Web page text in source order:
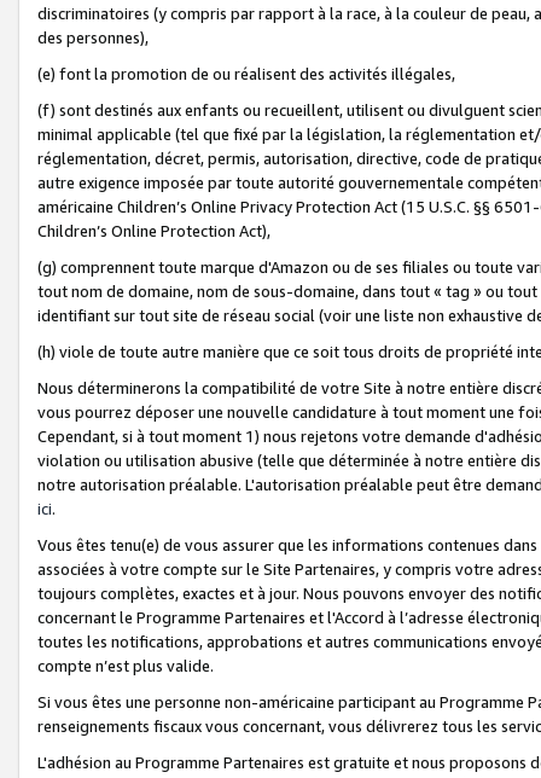
discriminatoires (y compris par rapport à la race, à la couleur de
des personnes),
(e) font la promotion de ou réalisent des activités illégales,
(f) sont destinés aux enfants ou recueillent, utilisent ou divulguent
minimal applicable (tel que fixé par la législation, la réglementation
réglementation, décret, permis, autorisation, directive, code de
autre exigence imposée par toute autorité gouvernementale
américaine Children’s Online Privacy Protection Act (15 U.S.C. §§
Children’s Online Protection Act),
(g) comprennent toute marque d'Amazon ou de ses filiales ou toute
tout nom de domaine, nom de sous-domaine, dans tout « tag » ou
identifiant sur tout site de réseau social (voir une liste non exhaustive
(h) viole de toute autre manière que ce soit tous droits de propriété
Nous déterminerons la compatibilité de votre Site à notre entière
vous pourrez déposer une nouvelle candidature à tout moment une
Cependant, si à tout moment 1) nous rejetons votre demande
violation ou utilisation abusive (telle que déterminée à notre entière
notre autorisation préalable. L'autorisation préalable peut être
ici.
Vous êtes tenu(e) de vous assurer que les informations contenues
associées à votre compte sur le Site Partenaires, y compris votre
toujours complètes, exactes et à jour. Nous pouvons envoyer des
concernant le Programme Partenaires et l'Accord à l’adresse
toutes les notifications, approbations et autres communications
compte n’est plus valide.
Si vous êtes une personne non-américaine participant au
renseignements fiscaux vous concernant, vous délivrerez tous les
L'adhésion au Programme Partenaires est gratuite et nous proposons